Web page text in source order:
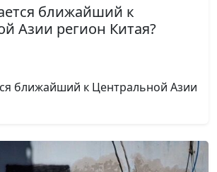
ближайший к
Азии регион Китая?
ближайший к Центральной Азии